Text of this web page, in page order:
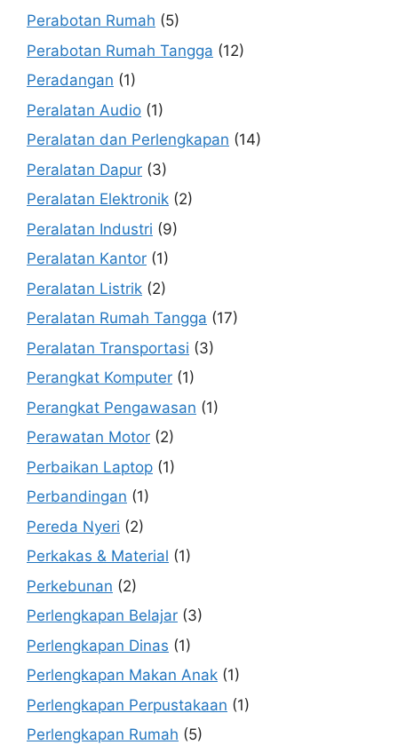
Perabotan Rumah (5)
Perabotan Rumah Tangga (12)
Peradangan (1)
Peralatan Audio (1)
Peralatan dan Perlengkapan (14)
Peralatan Dapur (3)
Peralatan Elektronik (2)
Peralatan Industri (9)
Peralatan Kantor (1)
Peralatan Listrik (2)
Peralatan Rumah Tangga (17)
Peralatan Transportasi (3)
Perangkat Komputer (1)
Perangkat Pengawasan (1)
Perawatan Motor (2)
Perbaikan Laptop (1)
Perbandingan (1)
Pereda Nyeri (2)
Perkakas & Material (1)
Perkebunan (2)
Perlengkapan Belajar (3)
Perlengkapan Dinas (1)
Perlengkapan Makan Anak (1)
Perlengkapan Perpustakaan (1)
Perlengkapan Rumah (5)